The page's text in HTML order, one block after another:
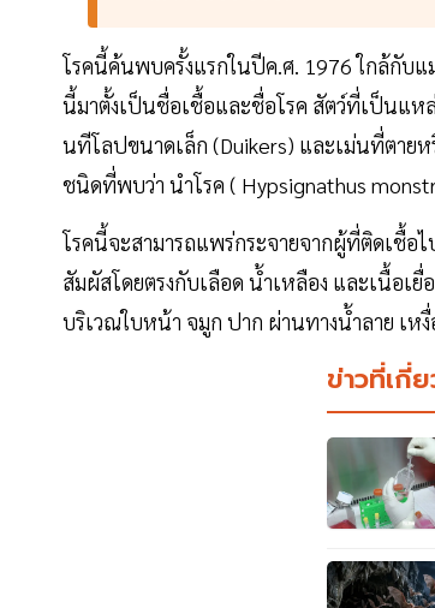
โรคนี้ค้นพบครั้งแรกในปีค.ศ. 1976 ใกล้กับแ
นี้มาตั้งเป็นชื่อเชื้อและชื่อโรค สัตว์ที่เป็นแห
นทีโลปขนาดเล็ก (Duikers) และเม่นที่ตาย
ชนิดที่พบว่า นำโรค ( Hypsignathus
โรคนี้จะสามารถแพร่กระจายจากผู้ที่ติดเชื้อ
สัมผัสโดยตรงกับเลือด น้ำเหลือง และเนื้อเ
บริเวณใบหน้า จมูก ปาก ผ่านทางน้ำลาย เห
ข่าวที่เกี่